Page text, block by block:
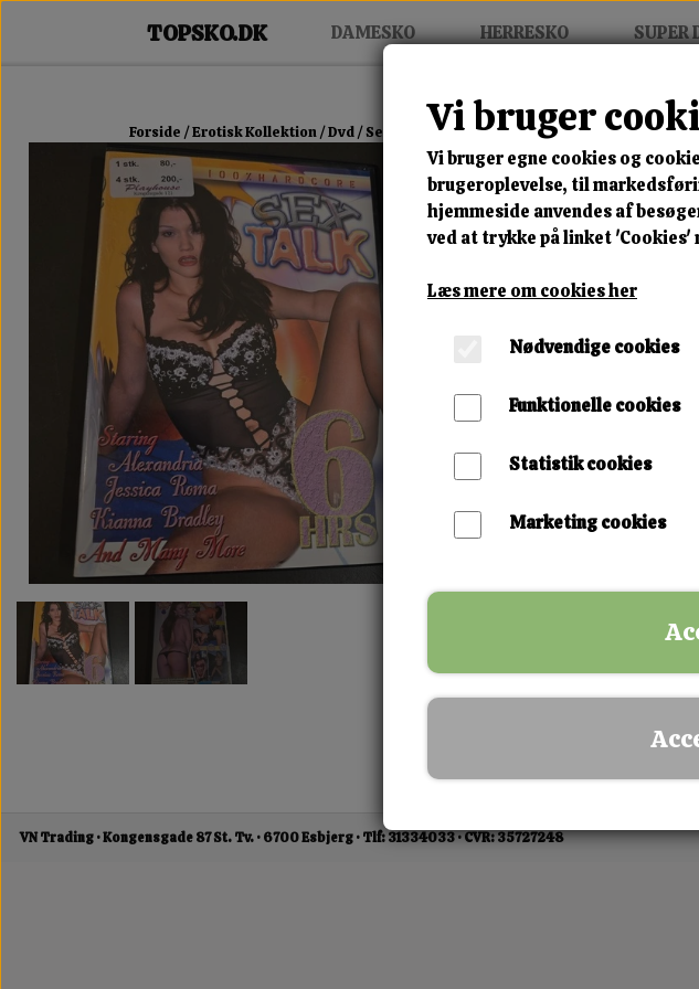
DAMESKO HERRESKO SUPER
Forside Erotisk Kollektion Dvd Sex Talk
Sex Talk
149,00 kr.
Leveringstid:
✅ Hurtig levering
VN Trading Kongensgade 87 St. Tv. 6700 Esbjerg Tlf: 31334033 CVR: 35727248
Vi bruger
Vi bruger egne cookies og
brugeroplevelse, til
hjemmeside anvendes af
ved at trykke på linket 'Cookies'
Læs mere om cookies her
Nødvendige cookies
Funktionelle cookies
Statistik cookies
Marketing cookies